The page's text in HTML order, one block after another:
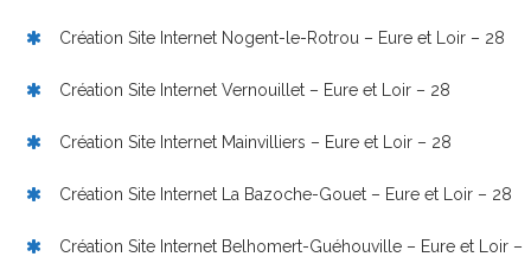
Création Site Internet Nogent-le-Rotrou – Eure et Loir – 28
Création Site Internet Vernouillet – Eure et Loir – 28
Création Site Internet Mainvilliers – Eure et Loir – 28
Création Site Internet La Bazoche-Gouet – Eure et Loir – 28
Création Site Internet Belhomert-Guéhouville – Eure et Loir –